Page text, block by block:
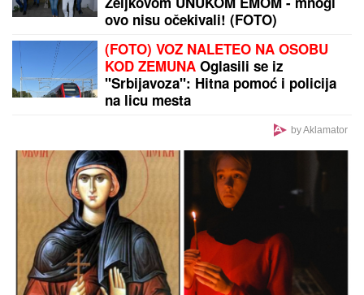
PREPORUKA ZA VAS
FILMSKA POTERA U NOVOM SADU! "Pali" pljačkaši
iz "audija": Ojadili poznatu brzu hranu, a onda je
usledila munjevita akcija policije (FOTO)